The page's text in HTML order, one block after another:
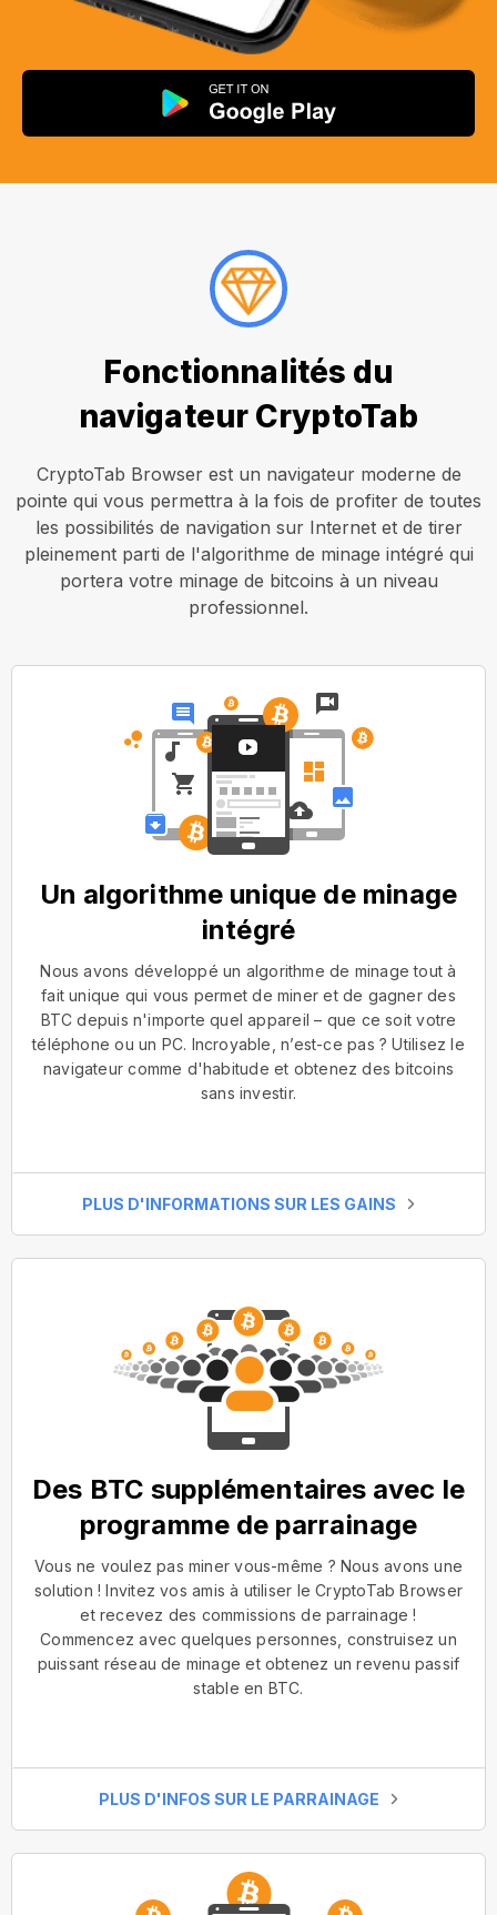
Fonctionnalités du
navigateur CryptoTab
CryptoTab Browser est un navigateur moderne de
pointe qui vous permettra à la fois de profiter de toutes
les possibilités de navigation sur Internet et de tirer
pleinement parti de l'algorithme de minage intégré qui
portera votre minage de bitcoins à un niveau
professionnel.
Un algorithme unique de minage
intégré
Nous avons développé un algorithme de minage tout à
fait unique qui vous permet de miner et de gagner des
BTC depuis n'importe quel appareil – que ce soit votre
téléphone ou un PC. Incroyable, n’est-ce pas ? Utilisez le
navigateur comme d'habitude et obtenez des bitcoins
sans investir.
PLUS D'INFORMATIONS SUR LES GAINS
Des BTC supplémentaires avec le
programme de parrainage
Vous ne voulez pas miner vous-même ? Nous avons une
solution ! Invitez vos amis à utiliser le CryptoTab Browser
et recevez des commissions de parrainage !
Commencez avec quelques personnes, construisez un
puissant réseau de minage et obtenez un revenu passif
stable en BTC.
PLUS D'INFOS SUR LE PARRAINAGE